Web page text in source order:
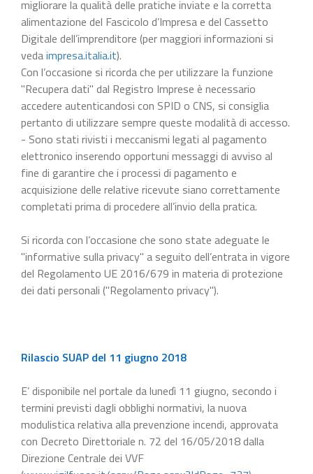
migliorare la qualità delle pratiche inviate e la corretta
alimentazione del Fascicolo d’Impresa e del Cassetto
Digitale dell’imprenditore (per maggiori informazioni si
vedaimpresa.italia.it).
Con l’occasione si ricorda che per utilizzare la funzione
"Recupera dati" dal Registro Imprese è necessario
accedere autenticandosi con SPID o CNS, si consiglia
pertanto di utilizzare sempre queste modalità di accesso.
- Sono stati rivisti i meccanismi legati al pagamento
elettronico inserendo opportuni messaggi di avviso al
fine di garantire che i processi di pagamento e
acquisizione delle relative ricevute siano correttamente
completati prima di procedere all’invio della pratica.
Si ricorda con l’occasione che sono state adeguate le
"informative sulla privacy" a seguito dell’entrata in vigore
del Regolamento UE 2016/679 in materia di protezione
dei dati personali ("Regolamento privacy").
Rilascio SUAP del 11 giugno 2018
E’ disponibile nel portale da lunedì 11 giugno, secondo i
termini previsti dagli obblighi normativi, la nuova
modulistica relativa alla prevenzione incendi, approvata
con Decreto Direttoriale n. 72 del 16/05/2018 dalla
Direzione Centrale dei VVF